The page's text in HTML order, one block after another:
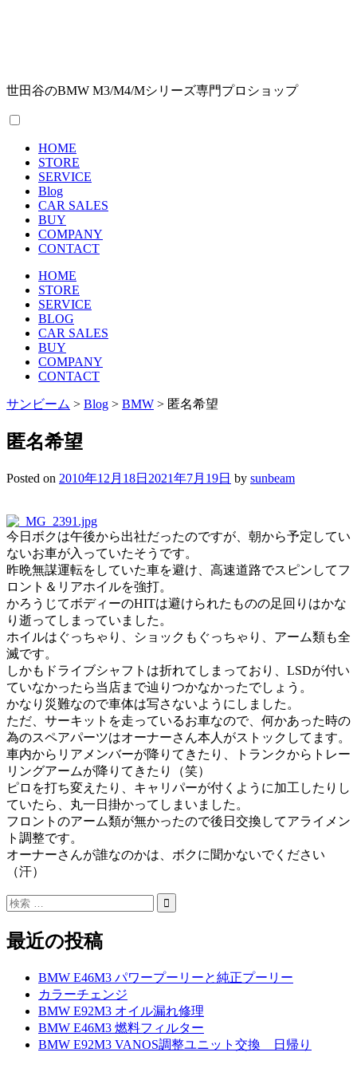
世田谷のBMW M3/M4/Mシリーズ専門プロショップ
HOME
STORE
SERVICE
Blog
CAR SALES
BUY
COMPANY
CONTACT
HOME
STORE
SERVICE
BLOG
CAR SALES
BUY
COMPANY
CONTACT
サンビーム > Blog > BMW > 匿名希望
匿名希望
Posted on 2010年12月18日 2021年7月19日 by sunbeam
今日ボクは午後から出社だったのですが、朝から予定してい
ないお車が入っていたそうです。
昨晩無謀運転をしていた車を避け、高速道路でスピンしてフ
ロント＆リアホイルを強打。
かろうじてボディーのHITは避けられたものの足回りはかな
り逝ってしまっていました。
ホイルはぐっちゃり、ショックもぐっちゃり、アーム類も全
滅です。
しかもドライブシャフトは折れてしまっており、LSDが付い
ていなかったら当店まで辿りつかなかったでしょう。
かなり災難なので車体は写さないようにしました。
ただ、サーキットを走っているお車なので、何かあった時の
為のスペアパーツはオーナーさん本人がストックしてます。
車内からリアメンバーが降りてきたり、トランクからトレー
リングアームが降りてきたり（笑）
ピロを打ち変えたり、キャリパーが付くように加工したりし
ていたら、丸一日掛かってしまいました。
フロントのアーム類が無かったので後日交換してアライメン
ト調整です。
オーナーさんが誰なのかは、ボクに聞かないでください
（汗）
最近の投稿
BMW E46M3 パワープーリーと純正プーリー
カラーチェンジ
BMW E92M3 オイル漏れ修理
BMW E46M3 燃料フィルター
BMW E92M3 VANOS調整ユニット交換 日帰り